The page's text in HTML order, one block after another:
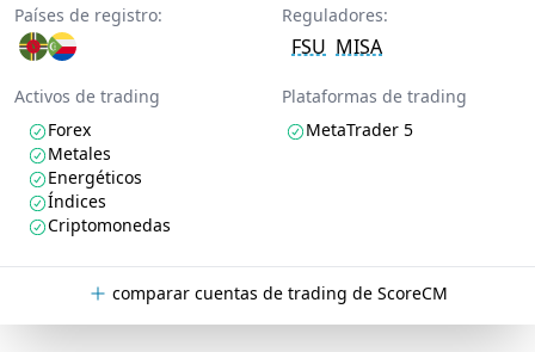
Países de registro: Reguladores:
FSU MISA
Activos de trading
Forex
Metales
Energéticos
Índices
Criptomonedas
Plataformas de trading
MetaTrader 5
comparar cuentas de trading de ScoreCM